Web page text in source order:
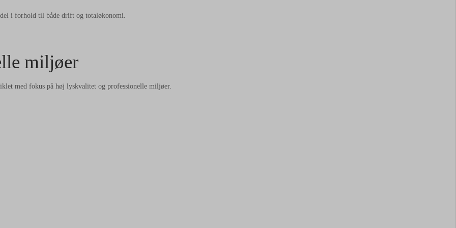
i forhold til både drift og totaløkonomi.
miljøer
med fokus på høj lyskvalitet og professionelle miljøer.